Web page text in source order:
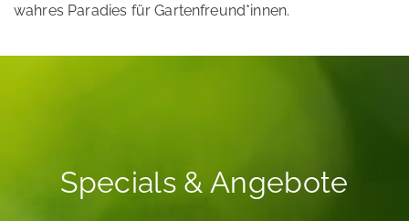
wahres Paradies für Gartenfreund*innen.
Specials & Angebote